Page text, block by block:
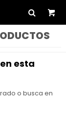
esta
o busca en